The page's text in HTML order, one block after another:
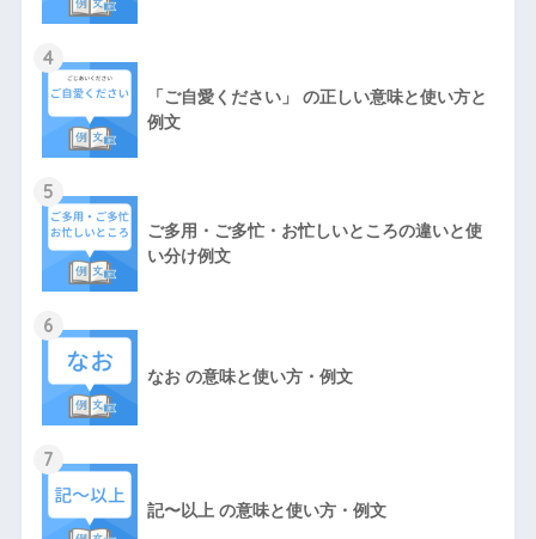
4
「ご自愛ください」 の正しい意味と使い方と
例文
5
ご多用・ご多忙・お忙しいところの違いと使
い分け例文
6
なお の意味と使い方・例文
7
記〜以上 の意味と使い方・例文